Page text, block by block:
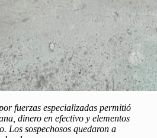
fuerzas especializadas permitió
dinero en efectivo y elementos
Los sospechosos quedaron a